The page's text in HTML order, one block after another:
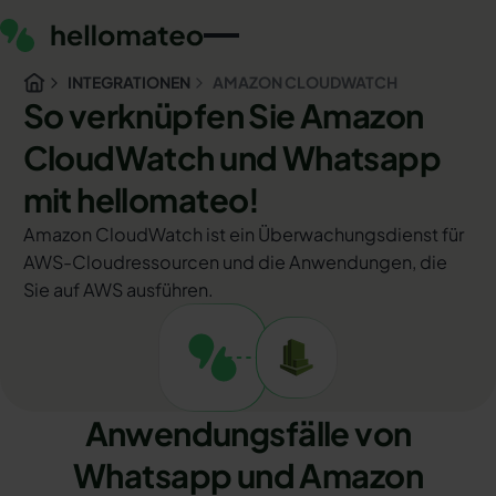
INTEGRATIONEN AMAZON CLOUDWATCH
So verknüpfen Sie Amazon
CloudWatch und Whatsapp
mit hellomateo!
Amazon CloudWatch ist ein Überwachungsdienst für
AWS-Cloudressourcen und die Anwendungen, die
Sie auf AWS ausführen.
Anwendungsfälle von
Whatsapp und Amazon